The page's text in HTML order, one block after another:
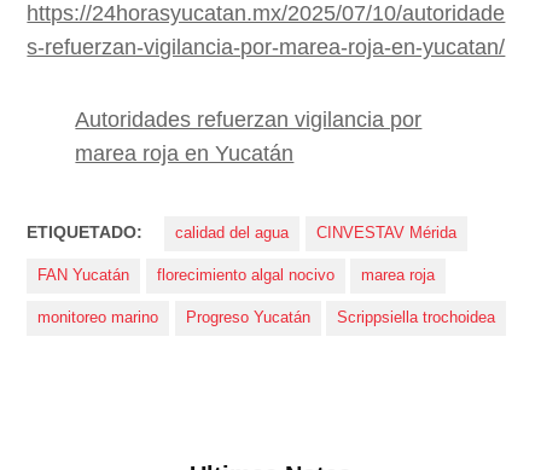
https://24horasyucatan.mx/2025/07/10/autoridade
s-refuerzan-vigilancia-por-marea-roja-en-yucatan/
Autoridades refuerzan vigilancia por
marea roja en Yucatán
ETIQUETADO: calidad del agua CINVESTAV Mérida
FAN Yucatán florecimiento algal nocivo marea roja
monitoreo marino Progreso Yucatán Scrippsiella trochoidea